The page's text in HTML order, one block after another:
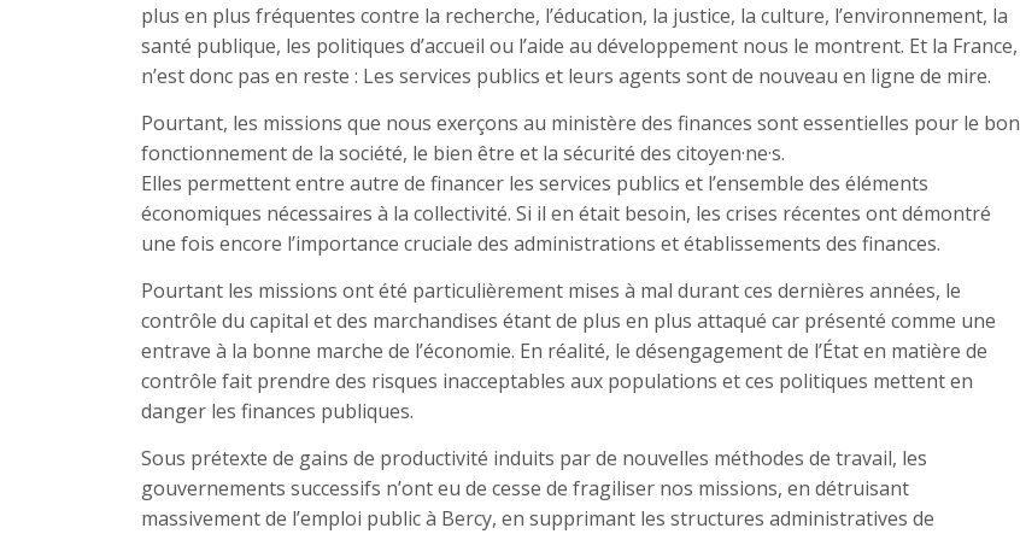
plus en plus fréquentes contre la recherche, l’éducation, la justice, la culture, l’environnement, la
santé publique, les politiques d’accueil ou l’aide au développement nous le montrent. Et la France,
n’est donc pas en reste : Les services publics et leurs agents sont de nouveau en ligne de mire.
Pourtant, les missions que nous exerçons au ministère des finances sont essentielles pour le bon
fonctionnement de la société, le bien être et la sécurité des citoyen·ne·s.
Elles permettent entre autre de financer les services publics et l’ensemble des éléments
économiques nécessaires à la collectivité. Si il en était besoin, les crises récentes ont démontré
une fois encore l’importance cruciale des administrations et établissements des finances.
Pourtant les missions ont été particulièrement mises à mal durant ces dernières années, le
contrôle du capital et des marchandises étant de plus en plus attaqué car présenté comme une
entrave à la bonne marche de l’économie. En réalité, le désengagement de l’État en matière de
contrôle fait prendre des risques inacceptables aux populations et ces politiques mettent en
danger les finances publiques.
Sous prétexte de gains de productivité induits par de nouvelles méthodes de travail, les
gouvernements successifs n’ont eu de cesse de fragiliser nos missions, en détruisant
massivement de l’emploi public à Bercy, en supprimant les structures administratives de